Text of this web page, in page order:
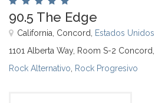
90.5 The Edge
California, Concord, Estados Unidos
1101 Alberta Way, Room S-2 Concord,
Rock Alternativo Rock Progresivo